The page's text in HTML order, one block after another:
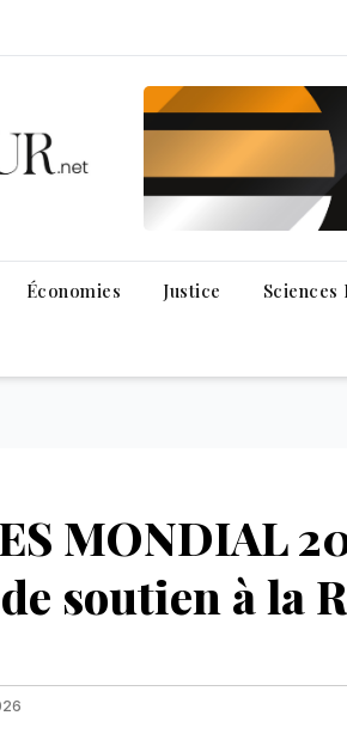
Économies Justice Sciences
MONDIAL
soutien à la